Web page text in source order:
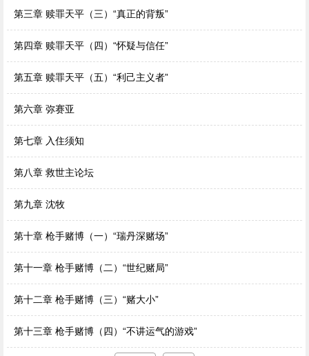
第三章 赎罪天平（三）“真正的背叛”
第四章 赎罪天平（四）“怀疑与信任”
第五章 赎罪天平（五）“利己主义者”
第六章 弥赛亚
第七章 入住须知
第八章 救世主论坛
第九章 沈牧
第十章 枪手赌博（一）“瑞丹深赌场”
第十一章 枪手赌博（二）“世纪赌局”
第十二章 枪手赌博（三）“赌大小”
第十三章 枪手赌博（四）“不讲运气的游戏”